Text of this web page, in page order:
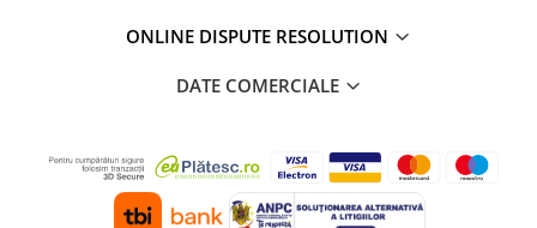
ONLINE DISPUTE RESOLUTION
DATE COMERCIALE